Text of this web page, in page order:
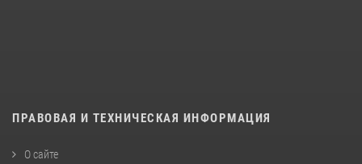
ПРАВОВАЯ И ТЕХНИЧЕСКАЯ ИНФОРМАЦИЯ
О сайте